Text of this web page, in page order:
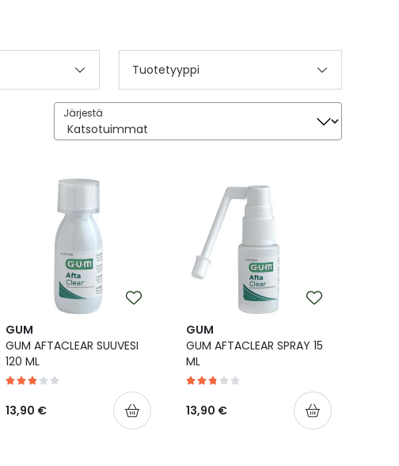
Tuotetyyppi
Järjestä
Järjestä
GUM
GUM AFTACLEAR SUUVESI
120 ML
13,90 €
GUM
GUM AFTACLEAR SPRAY 15
ML
13,90 €